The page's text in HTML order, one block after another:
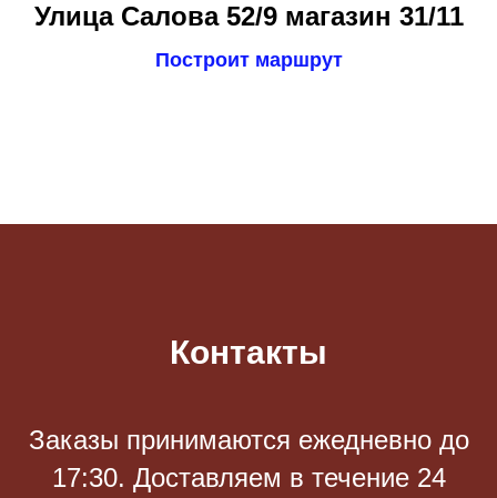
Улица Салова 52/9 магазин 31/11
Построит маршрут
Контакты
Заказы принимаются eжедневно до
17:30. Доставляем в течение 24